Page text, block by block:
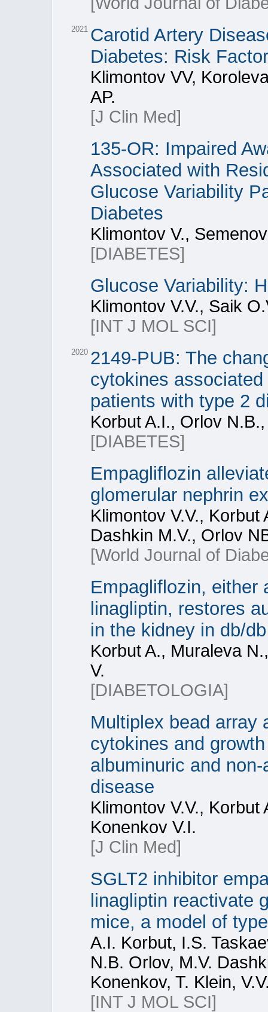
2021 Carotid Artery
Diabetes: Risk
Klimontov VV,
AP.
[J Clin Med]
135-OR: Impaired
Associated with
Glucose Variability
Diabetes
Klimontov V.,
[DIABETES]
Glucose Variability:
Klimontov V.V., Saik
[INT J MOL SCI]
2020 2149-PUB: The
cytokines
patients with type 2
Korbut A.I., Orlov
[DIABETES]
Empagliflozin
glomerular nephrin
Klimontov V.V.,
Dashkin M.V., Orlov
[World Journal of
Empagliflozin, either
linagliptin, restores
in the kidney in db/
Korbut A., Muraleva
V.
[DIABETOLOGIA]
Multiplex bead array
cytokines and
albuminuric and
disease
Klimontov V.V.,
Konenkov V.I.
[J Clin Med]
SGLT2 inhibitor
linagliptin reactivate
mice, a model of
A.I. Korbut, I.S.
N.B. Orlov, M.V.
Konenkov, T. Klein,
[INT J MOL SCI]